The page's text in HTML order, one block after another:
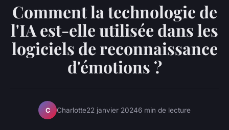
Comment la technologie de
l'IA est-elle utilisée dans les
logiciels de reconnaissance
d'émotions ?
C Charlotte22 janvier 20246 min de lecture